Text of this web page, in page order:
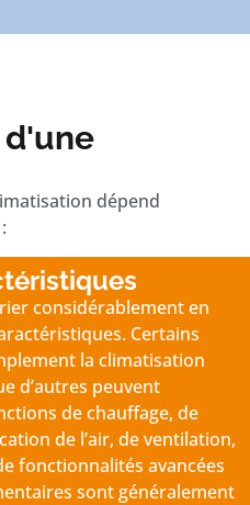
dépend
considérablement en
Certains
la climatisation
d’autres peuvent
de chauffage, de
de l’air, de ventilation,
fonctionnalités avancées
sont généralement